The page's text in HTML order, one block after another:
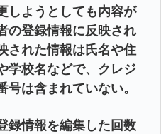
しようとしても内容が
の登録情報に反映され
された情報は氏名や住
学校名などで、クレジ
号は含まれていない。
録情報を編集した回数